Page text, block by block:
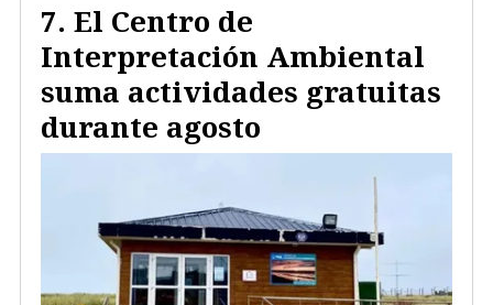
El Centro de
Interpretación Ambiental
suma actividades gratuitas
durante agosto